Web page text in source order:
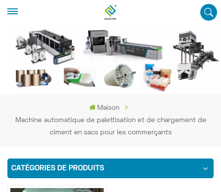
Maison
Machine automatique de palettisation et de chargement de
ciment en sacs pour les commerçants
CATÉGORIES DE PRODUITS